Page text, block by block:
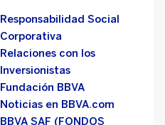
Responsabilidad Social
Corporativa
Relaciones con los
Inversionistas
Fundación BBVA
Noticias en BBVA.com
BBVA SAF (FONDOS